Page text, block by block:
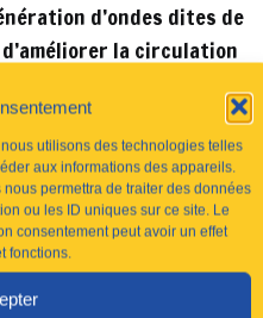
utilisons des technologies telles
aux informations des appareils.
permettra de traiter des données
ou les ID uniques sur ce site. Le
consentement peut avoir un effet
fonctions.
d’ondes dites de
la circulation
et stimule
», ce qui est
et la récupération. Ce
profondeur, directement
à traiter que ce soit un